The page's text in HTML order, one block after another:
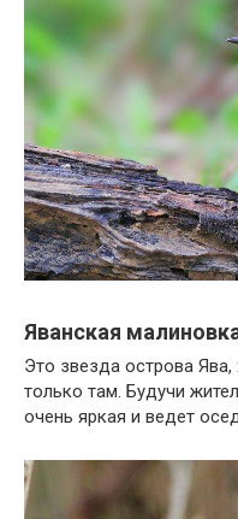
Яванская
Это звезда острова
только там. Будучи
очень яркая и ведет